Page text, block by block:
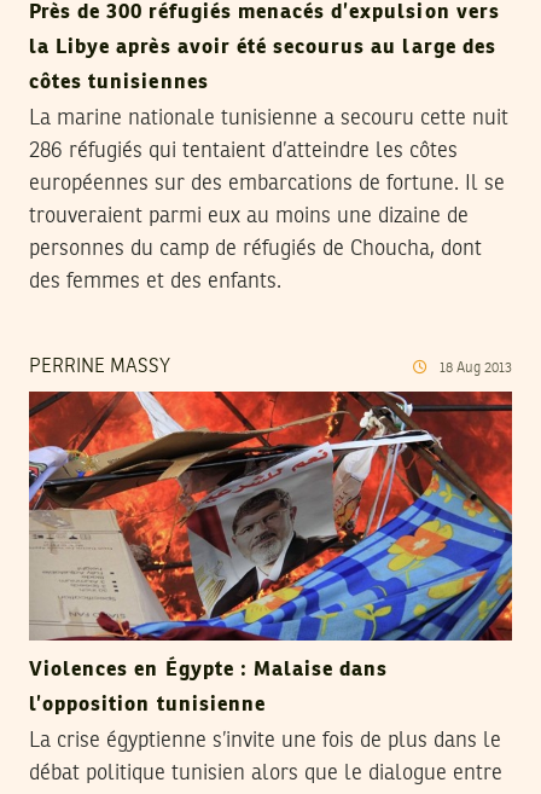
Près de 300 réfugiés menacés d’expulsion vers
la Libye après avoir été secourus au large des
côtes tunisiennes
La marine nationale tunisienne a secouru cette nuit
286 réfugiés qui tentaient d’atteindre les côtes
européennes sur des embarcations de fortune. Il se
trouveraient parmi eux au moins une dizaine de
personnes du camp de réfugiés de Choucha, dont
des femmes et des enfants.
PERRINE MASSY 18 Aug 2013
Violences en Égypte : Malaise dans
l’opposition tunisienne
La crise égyptienne s’invite une fois de plus dans le
débat politique tunisien alors que le dialogue entre